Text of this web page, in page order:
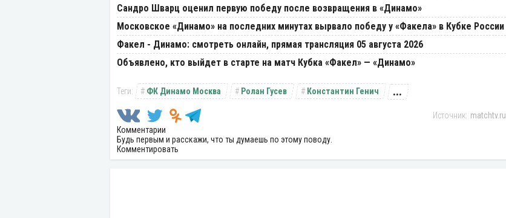
Сандро Шварц оценил первую победу после возвращения в «Динамо»
Московское «Динамо» на последних минутах вырвало победу у «Факела» в Кубке России
Факел - Динамо: смотреть онлайн, прямая трансляция 05 августа 2026
Объявлено, кто выйдет в старте на матч Кубка «Факел» — «Динамо»
ФК Динамо Москва Ролан Гусев Константин Генич ...
matchtv.ru
Комментарии
Будь первым и расскажи, что ты думаешь по этому поводу.
Комментировать